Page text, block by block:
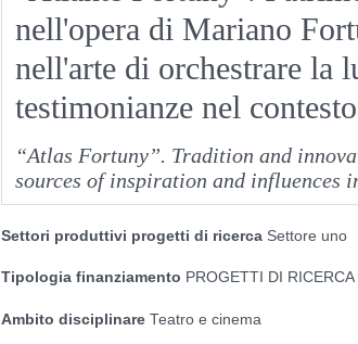
nell'opera di Mariano
nell'arte di orchestrare la
testimonianze nel
“Atlas Fortuny”. Tradition and
sources of inspiration and influences
Settori produttivi progetti di ricerca Settore uno
Tipologia finanziamento PROGETTI DI
Ambito disciplinare Teatro e cinema